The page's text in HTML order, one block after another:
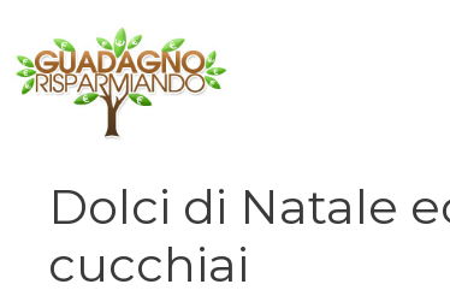
contenuto
Dolci di Natale
cucchiai